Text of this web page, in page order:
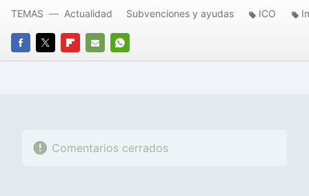
FACEBOOK
TWITTERFLIPBOARD
E-
WHATSAPP
TEMAS Actualidad Subvenciones y ayudas ICO
Comentarios cerrados